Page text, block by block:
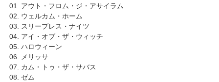
01. アウト・フロム・ジ・アサイラム
02. ウェルカム・ホーム
03. スリープレス・ナイツ
04. アイ・オブ・ザ・ウィッチ
05. ハロウィーン
06. メリッサ
07. カム・トゥ・ザ・サバス
08. ゼム